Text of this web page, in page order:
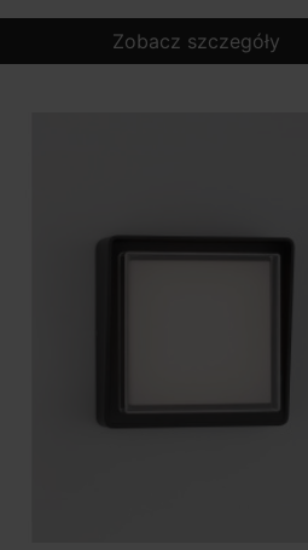
Zobacz szczegóły